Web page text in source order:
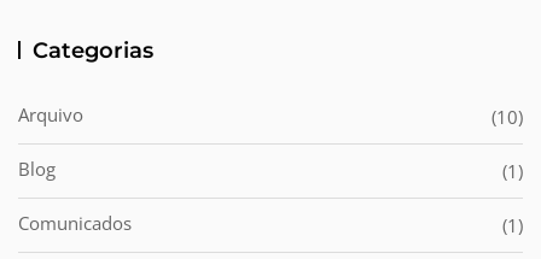
Categorias
Arquivo (10)
Blog (1)
Comunicados (1)